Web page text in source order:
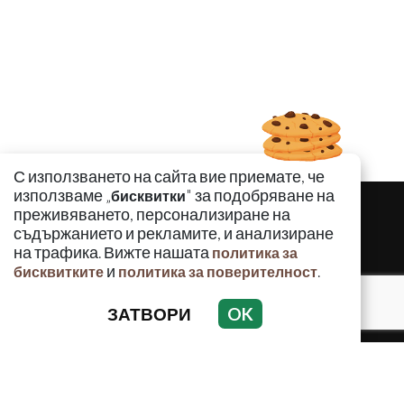
С използването на сайта вие приемате, че
използваме „бисквитки" за подобряване на
преживяването, персонализиране на
съдържанието и рекламите, и анализиране
на трафика. Вижте нашата политика за
бисквитките и политика за поверителност.
ЗАТВОРИ OK